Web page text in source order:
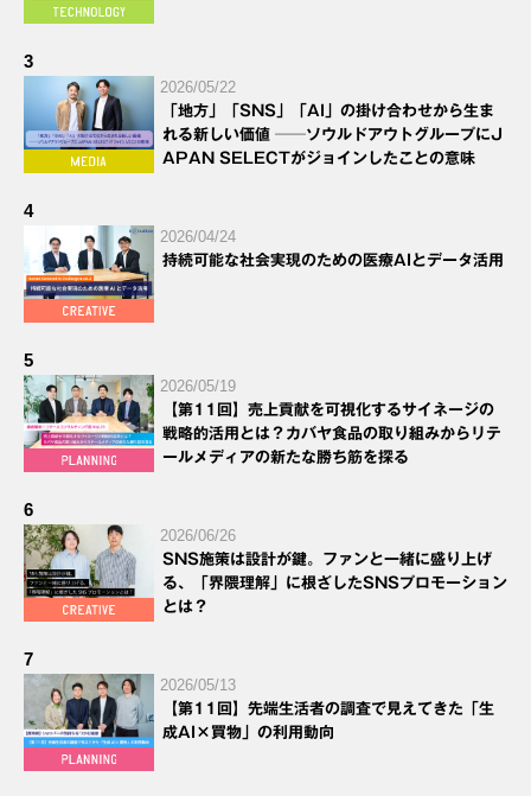
3
2026/05/22
「地方」「SNS」「AI」の掛け合わせから生ま
れる新しい価値 ──ソウルドアウトグループにJ
APAN SELECTがジョインしたことの意味
4
2026/04/24
持続可能な社会実現のための医療AIとデータ活用
5
2026/05/19
【第11回】売上貢献を可視化するサイネージの
戦略的活用とは？カバヤ食品の取り組みからリテ
ールメディアの新たな勝ち筋を探る
6
2026/06/26
SNS施策は設計が鍵。ファンと一緒に盛り上げ
る、「界隈理解」に根ざしたSNSプロモーション
とは？
7
2026/05/13
【第11回】先端生活者の調査で見えてきた「生
成AI×買物」の利用動向